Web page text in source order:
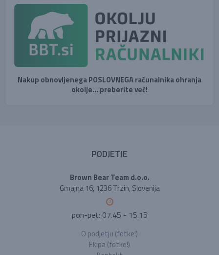
Nakup obnovljenega POSLOVNEGA računalnika ohranja
okolje... preberite več!
PODJETJE
Brown Bear Team d.o.o.
Gmajna 16, 1236 Trzin, Slovenija
pon-pet: 07.45 - 15.15
O podjetju (fotke!)
Ekipa (fotke!)